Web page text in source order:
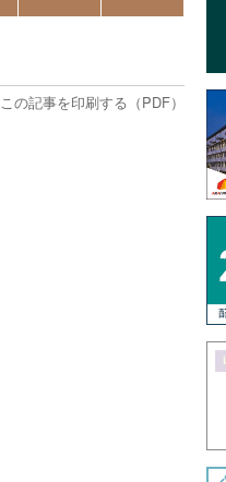
この記事を印刷する（PDF）